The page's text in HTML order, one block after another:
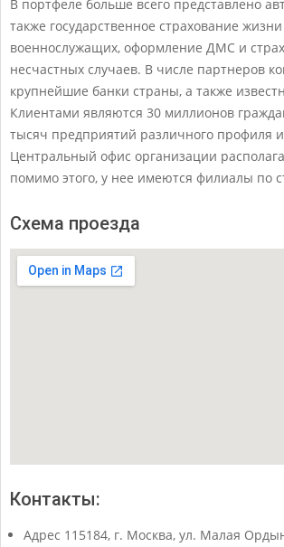
В портфеле больше всего представлено
также государственное страхование
военнослужащих, оформление ДМС и
несчастных случаев. В числе партнеров
крупнейшие банки страны, а также
Клиентами являются 30 миллионов
тысяч предприятий различного профиля
Центральный офис организации
помимо этого, у нее имеются филиалы по
Схема проезда
Контакты:
Адрес 115184, г. Москва, ул. Малая